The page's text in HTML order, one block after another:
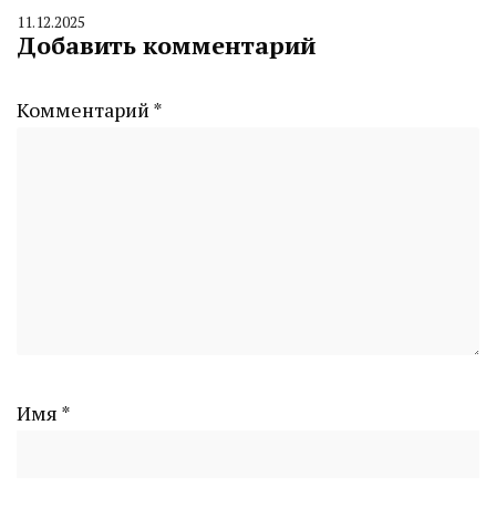
By
CHELINDUSTRY
11.12.2025
Добавить комментарий
Комментарий *
Имя *